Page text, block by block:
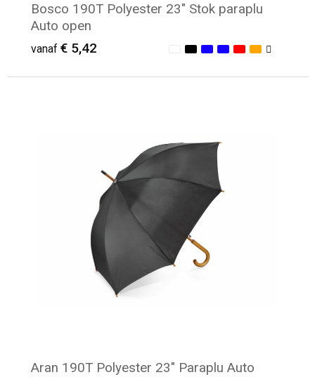
Bosco 190T Polyester 23" Stok paraplu
Auto open
vanaf € 5,42
Aran 190T Polyester 23" Paraplu Auto